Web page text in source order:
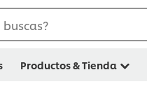
buscas?
Productos & Tienda